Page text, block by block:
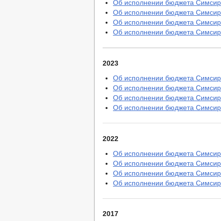
Комиссия по соблюдению требований
Обратная связь для сообщений о
_
Правовые акты
Решения
Проекты к обсуждению
Порядок обжалования НПА
Административные регламенты
Постановления администрации
Распоряжения администрации
Публичные слушания
Федеральные законы
Бюджет
Отчет об исполнении бюджета
Муниципальные услуги
Нормативно-правовые акты
Стандарты муниципальных услуг
Прием граждан
Интернет приемная
График приема граждан
Об исполнении бюджета
Об исполнении бюджета
Об исполнении бюджета
Об исполнении бюджета
2023
Об исполнении бюджета
Об исполнении бюджета
Об исполнении бюджета
Об исполнении бюджета
2022
Об исполнении бюджета
Об исполнении бюджета
Об исполнении бюджета
Об исполнении бюджета
2017